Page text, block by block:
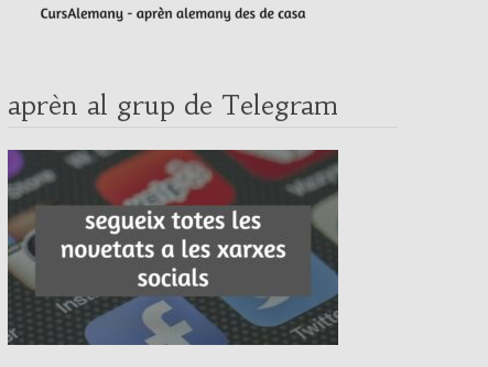
aprèn al grup de Telegram